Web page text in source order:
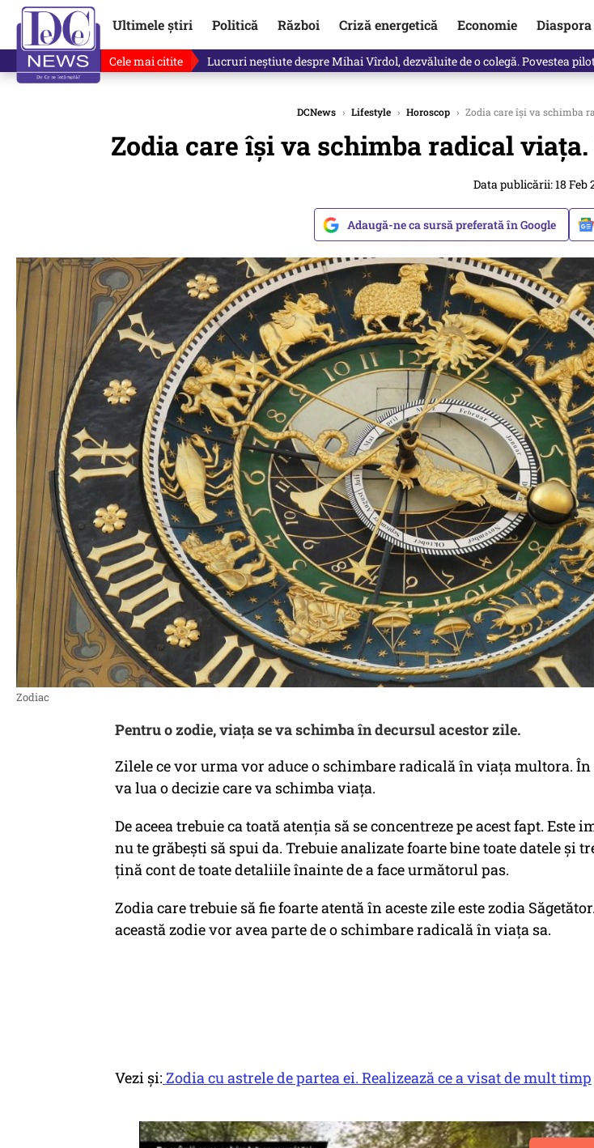
Ultimele știri Politică Război Criză energetică Economie
Cele mai citite Lucruri neștiute despre Mihai Vîrdol, dezvăluite de o colegă. Povestea
DCNews › Lifestyle › Horoscop › Zodia care își va schimba
Zodia care își va schimba radical
Data publicării: 18 Feb
Adaugă-ne ca sursă preferată în Google
Zodiac
Pentru o zodie, viața se va schimba în decursul acestor zile.
Zilele ce vor urma vor aduce o schimbare radicală în viața multora. În
va lua o decizie care va schimba viața.
De aceea trebuie ca toată atenția să se concentreze pe acest fapt. Este
nu te grăbești să spui da. Trebuie analizate foarte bine toate datele și
țină cont de toate detaliile înainte de a face următorul pas.
Zodia care trebuie să fie foarte atentă în aceste zile este zodia
această zodie vor avea parte de o schimbare radicală în viața sa.
Vezi și: Zodia cu astrele de partea ei. Realizează ce a visat de mult timp